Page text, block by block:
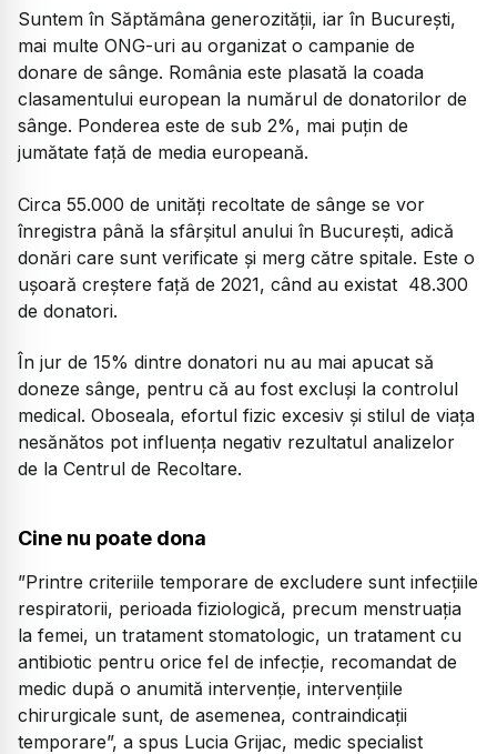
Suntem în Săptămâna generozității, iar în București,
mai multe ONG-uri au organizat o campanie de
donare de sânge. România este plasată la coada
clasamentului european la numărul de donatorilor de
sânge. Ponderea este de sub 2%, mai puțin de
jumătate față de media europeană.
Circa 55.000 de unități recoltate de sânge se vor
înregistra până la sfârșitul anului în București, adică
donări care sunt verificate și merg către spitale. Este o
ușoară creștere față de 2021, când au existat 48.300
de donatori.
În jur de 15% dintre donatori nu au mai apucat să
doneze sânge, pentru că au fost excluși la controlul
medical. Oboseala, efortul fizic excesiv și stilul de viața
nesănătos pot influența negativ rezultatul analizelor
de la Centrul de Recoltare.
Cine nu poate dona
”Printre criteriile temporare de excludere sunt infecțiile
respiratorii, perioada fiziologică, precum menstruația
la femei, un tratament stomatologic, un tratament cu
antibiotic pentru orice fel de infecție, recomandat de
medic după o anumită intervenție, intervențiile
chirurgicale sunt, de asemenea, contraindicații
temporare”, a spus Lucia Grijac, medic specialist